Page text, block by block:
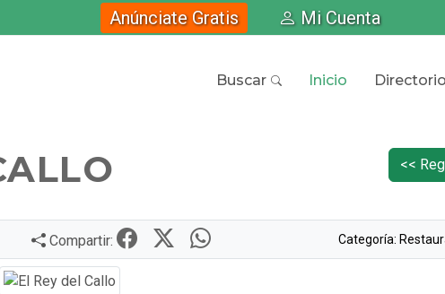
Anúnciate Gratis Mi Cuenta
Buscar Inicio
<<
Compartir: Categoría: